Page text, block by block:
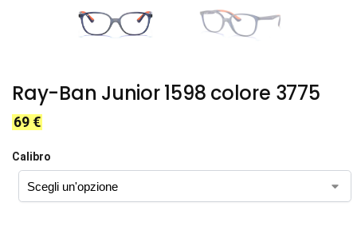
Ray-Ban Junior 1598 colore 3775
69 €
Calibro